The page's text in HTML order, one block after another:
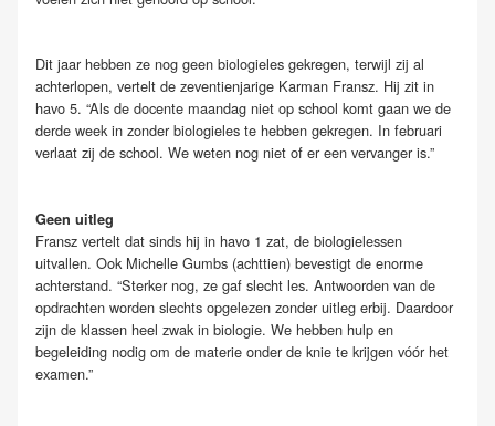
Dit jaar hebben ze nog geen biologieles gekregen, terwijl zij al
achterlopen, vertelt de zeventienjarige Karman Fransz. Hij zit in
havo 5. “Als de docente maandag niet op school komt gaan we de
derde week in zonder biologieles te hebben gekregen. In februari
verlaat zij de school. We weten nog niet of er een vervanger is.”
Geen uitleg
Fransz vertelt dat sinds hij in havo 1 zat, de biologielessen
uitvallen. Ook Michelle Gumbs (achttien) bevestigt de enorme
achterstand. “Sterker nog, ze gaf slecht les. Antwoorden van de
opdrachten worden slechts opgelezen zonder uitleg erbij. Daardoor
zijn de klassen heel zwak in biologie. We hebben hulp en
begeleiding nodig om de materie onder de knie te krijgen vóór het
examen.”